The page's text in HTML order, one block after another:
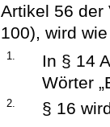
Artikel 56 der
100), wird
1.
In § 14
Wörter
2. § 16